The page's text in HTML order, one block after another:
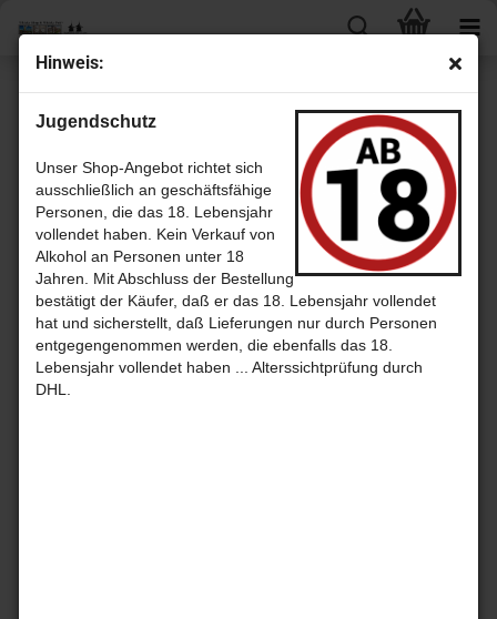
Hin­weis:
Jugendschutz
Unser Shop-Angebot richtet sich
ausschließlich an geschäftsfähige
Personen, die das 18. Lebensjahr
vollendet haben. Kein Verkauf von
Alkohol an Personen unter 18
Jahren. Mit Abschluss der Bestellung
bestätigt der Käufer, daß er das 18. Lebensjahr vollendet
hat und sicherstellt, daß Lieferungen nur durch Personen
entgegengenommen werden, die ebenfalls das 18.
Lebensjahr vollendet haben ... Alterssichtprüfung durch
DHL.
« zurück weiter »
Letzter »
7Artikel in dieser Kategorie
Sam­ple­fla­sche 40ml / leer